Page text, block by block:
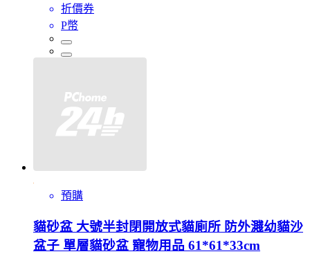
折價券
P幣
預購
貓砂盆 大號半封閉開放式貓廁所 防外濺幼貓沙
盆子 單層貓砂盆 寵物用品 61*61*33cm